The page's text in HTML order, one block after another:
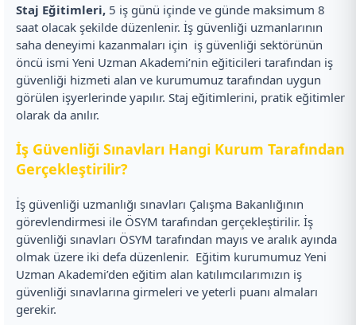
Staj Eğitimleri, 5 iş günü içinde ve günde maksimum 8
saat olacak şekilde düzenlenir. İş güvenliği uzmanlarının
saha deneyimi kazanmaları için iş güvenliği sektörünün
öncü ismi Yeni Uzman Akademi’nin eğiticileri tarafından iş
güvenliği hizmeti alan ve kurumumuz tarafından uygun
görülen işyerlerinde yapılır. Staj eğitimlerini, pratik eğitimler
olarak da anılır.
İş Güvenliği Sınavları Hangi Kurum Tarafından
Gerçekleştirilir?
İş güvenliği uzmanlığı sınavları Çalışma Bakanlığının
görevlendirmesi ile ÖSYM tarafından gerçekleştirilir. İş
güvenliği sınavları ÖSYM tarafından mayıs ve aralık ayında
olmak üzere iki defa düzenlenir. Eğitim kurumumuz Yeni
Uzman Akademi’den eğitim alan katılımcılarımızın iş
güvenliği sınavlarına girmeleri ve yeterli puanı almaları
gerekir.